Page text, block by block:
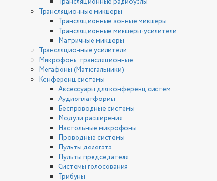
Трансляционные радиоузлы
Трансляционные микшеры
Трансляционные зонные микшеры
Трансляционные микшеры-усилители
Матричные микшеры
Трансляционные усилители
Микрофоны трансляционные
Мегафоны (Матюгальники)
Конференц системы
Аксессуары для конференц систем
Аудиоплатформы
Беспроводные системы
Модули расширения
Настольные микрофоны
Проводные системы
Пульты делегата
Пульты председателя
Системы голосования
Трибуны